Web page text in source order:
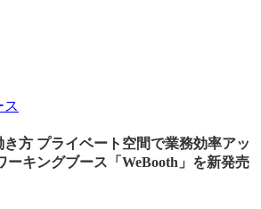
ス
方 プライベート空間で業務効率アッ
ーキングブース「WeBooth」を新発売